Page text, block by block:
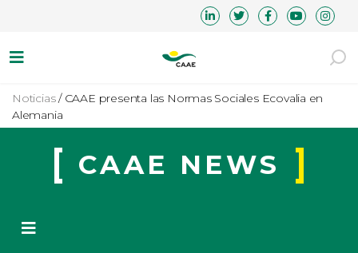
Noticias/ CAAE presenta las Normas Sociales Ecovalia en
Alemania
CAAE NEWS